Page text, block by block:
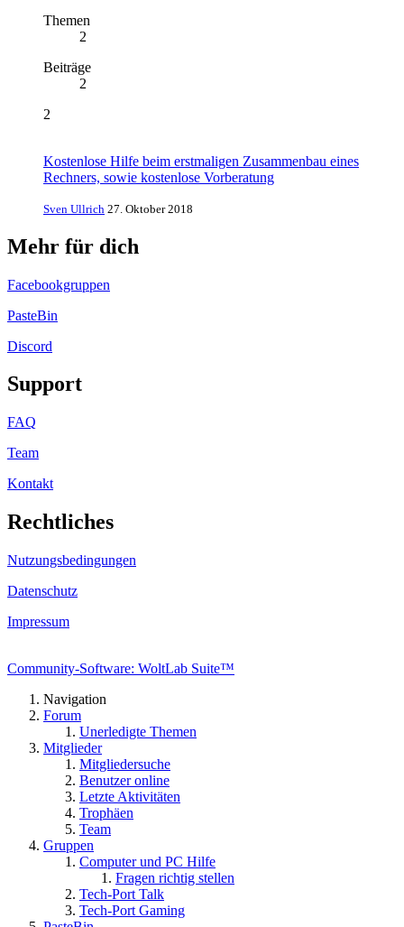
Themen
2
Beiträge
2
2
Kostenlose Hilfe beim erstmaligen Zusammenbau eines
Rechners, sowie kostenlose Vorberatung
Sven Ullrich 27. Oktober 2018
Mehr für dich
Facebookgruppen
PasteBin
Discord
Support
FAQ
Team
Kontakt
Rechtliches
Nutzungsbedingungen
Datenschutz
Impressum
Community-Software: WoltLab Suite™
Navigation
Forum
Unerledigte Themen
Mitglieder
Mitgliedersuche
Benutzer online
Letzte Aktivitäten
Trophäen
Team
Gruppen
Computer und PC Hilfe
Fragen richtig stellen
Tech-Port Talk
Tech-Port Gaming